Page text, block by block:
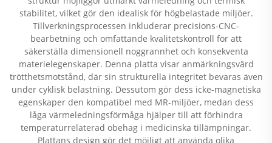
stabilitet, vilket gör den idealisk för högbelastade miljöer.
Tillverkningsprocessen inkluderar precisions-CNC-
bearbetning och omfattande kvalitetskontroll för att
säkerställa dimensionell noggrannhet och konsekventa
materielegenskaper. Denna platta visar anmärkningsvärd
trötthetsmotstånd, där sin strukturella integritet bevaras även
under cyklisk belastning. Dessutom gör dess icke-magnetiska
egenskaper den kompatibel med MR-miljöer, medan dess
låga värmeledningsförmåga hjälper till att förhindra
temperaturrelaterad obehag i medicinska tillämpningar.
Plattans design gör det möjligt att använda olika